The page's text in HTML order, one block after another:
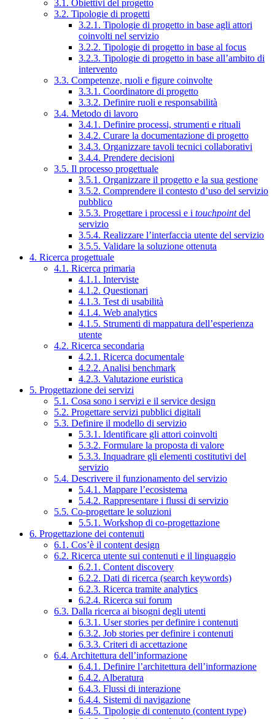
3.1. Obiettivi del progetto
3.2. Tipologie di progetti
3.2.1. Tipologie di progetto in base agli attori
coinvolti nel servizio
3.2.2. Tipologie di progetto in base al focus
3.2.3. Tipologie di progetto in base all’ambito di
intervento
3.3. Competenze, ruoli e figure coinvolte
3.3.1. Coordinatore di progetto
3.3.2. Definire ruoli e responsabilità
3.4. Metodo di lavoro
3.4.1. Definire processi, strumenti e rituali
3.4.2. Curare la documentazione di progetto
3.4.3. Organizzare tavoli tecnici collaborativi
3.4.4. Prendere decisioni
3.5. Il processo progettuale
3.5.1. Organizzare il progetto e la sua gestione
3.5.2. Comprendere il contesto d’uso del servizio
pubblico
3.5.3. Progettare i processi e i touchpointdel
servizio
3.5.4. Realizzare l’interfaccia utente del servizio
3.5.5. Validare la soluzione ottenuta
4. Ricerca progettuale
4.1. Ricerca primaria
4.1.1. Interviste
4.1.2. Questionari
4.1.3. Test di usabilità
4.1.4. Web analytics
4.1.5. Strumenti di mappatura dell’esperienza
utente
4.2. Ricerca secondaria
4.2.1. Ricerca documentale
4.2.2. Analisi benchmark
4.2.3. Valutazione euristica
5. Progettazione dei servizi
5.1. Cosa sono i servizi e il service design
5.2. Progettare servizi pubblici digitali
5.3. Definire il modello di servizio
5.3.1. Identificare gli attori coinvolti
5.3.2. Formulare la proposta di valore
5.3.3. Inquadrare gli elementi costitutivi del
servizio
5.4. Descrivere il funzionamento del servizio
5.4.1. Mappare l’ecosistema
5.4.2. Rappresentare i flussi di servizio
5.5. Co-progettare le soluzioni
5.5.1. Workshop di co-progettazione
6. Progettazione dei contenuti
6.1. Cos’è il content design
6.2. Ricerca utente sui contenuti e il linguaggio
6.2.1. Content discovery
6.2.2. Dati di ricerca (search keywords)
6.2.3. Ricerca tramite analytics
6.2.4. Ricerca sui forum
6.3. Dalla ricerca ai bisogni degli utenti
6.3.1. User stories per definire i contenuti
6.3.2. Job stories per definire i contenuti
6.3.3. Criteri di accettazione
6.4. Architettura dell’informazione
6.4.1. Definire l’architettura dell’informazione
6.4.2. Alberatura
6.4.3. Flussi di interazione
6.4.4. Sistemi di navigazione
6.4.5. Tipologie di contenuto (content type)